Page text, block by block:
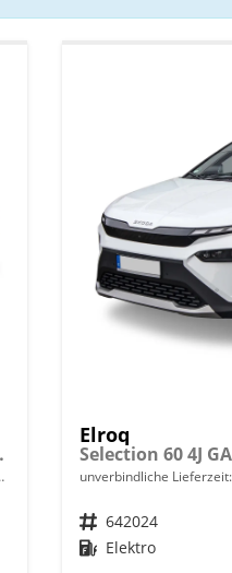
Elroq
unverbindliche
Fahrzeugnr. 642024
Kraftstoff Elektro